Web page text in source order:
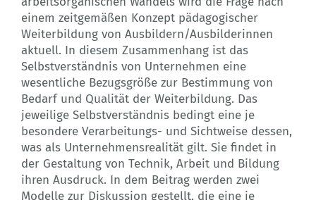
einem zeitgemäßen Konzept pädagogischer
Weiterbildung von Ausbildern/Ausbilderinnen
aktuell. In diesem Zusammenhang ist das
Selbstverständnis von Unternehmen eine
wesentliche Bezugsgröße zur Bestimmung von
Bedarf und Qualität der Weiterbildung. Das
jeweilige Selbstverständnis bedingt eine je
besondere Verarbeitungs- und Sichtweise dessen,
was als Unternehmensrealität gilt. Sie findet in
der Gestaltung von Technik, Arbeit und Bildung
ihren Ausdruck. In dem Beitrag werden zwei
Modelle zur Diskussion gestellt, die eine je